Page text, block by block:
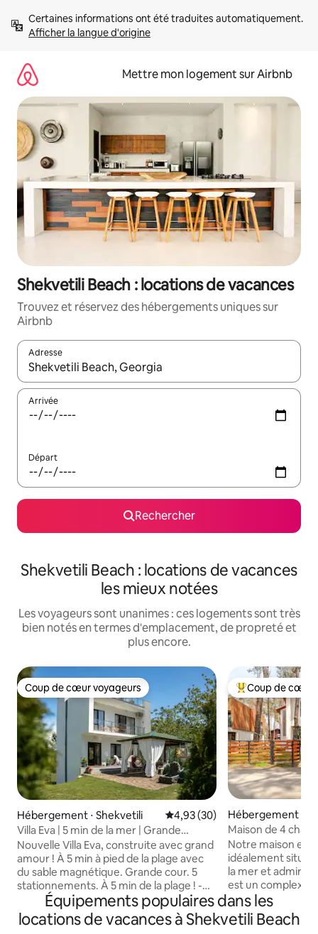
directement
Afficher la langue d'origine
Mettre mon logement sur Airbnb
Shekvetili Beach : locations de vacances
Trouvez et réservez des hébergements uniques sur
Airbnb
Adresse
Lorsque les résultats s'affichent, utilisez les flèches vers le
Arrivée
Départ
Rechercher
Shekvetili Beach : locations de vacances
les mieux notées
Les voyageurs sont unanimes : ces logements sont très
bien notés en termes d'emplacement, de propreté et
plus encore.
Coup de cœur voyageurs
Coup de cœur voyageurs
Hébergement ⋅ Shekvetili Évaluation moyenne sur la
4,93 (30)
Villa Eva | 5 min de la mer | Grande
terrasse
Nouvelle Villa Eva, construite avec grand
amour ! À 5 min à pied de la plage avec
du sable magnétique. Grande cour. 5
stationnements. À 5 min de la plage ! -
1er étage 1 chambre, grand salon avec
cuisine, salle d'eau avec douche. - 2E
étages : 3 chambres, 2 balcons, salle
Coups de cœur
Coup de cœur
Hébergement ⋅
Maison de 4
dans la forêt de
Notre maison en
idéalement
la mer et
est un complexe
de pins. La
accueillir 9
chambres avec
Équipements populaires dans les
locations de vacances à Shekvetili Beach